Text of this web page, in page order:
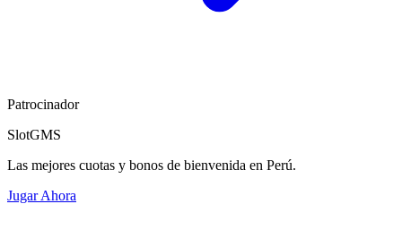
Patrocinador
SlotGMS
Las mejores cuotas y bonos de bienvenida en Perú.
Jugar Ahora